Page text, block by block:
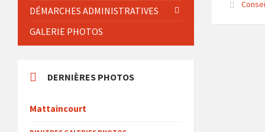
DÉMARCHES ADMINISTRATIVES
GALERIE PHOTOS
DERNIÈRES PHOTOS
Mattaincourt